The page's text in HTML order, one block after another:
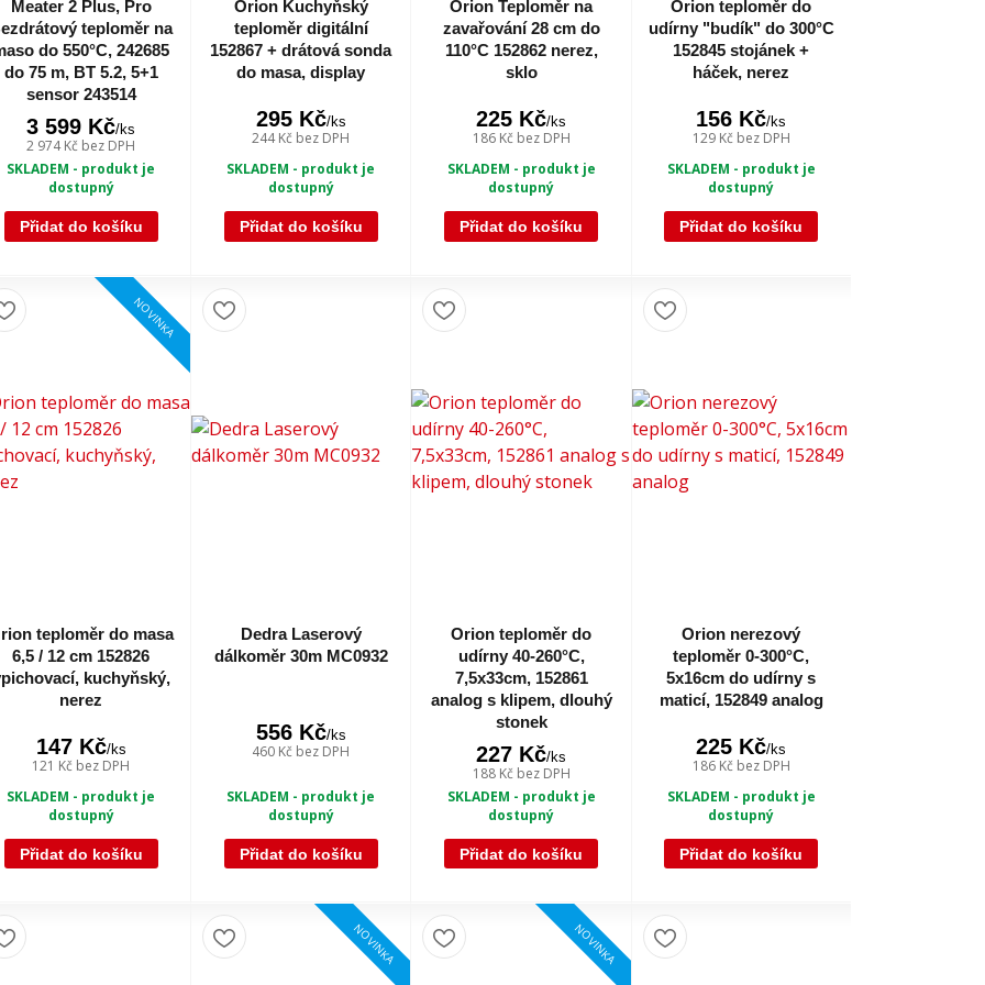
Meater 2 Plus, Pro
teploměr na
do 550°C, 242685
do 75 m, BT 5.2, 5+1
sensor 243514
3 599 Kč/ks
2 974 Kč bez DPH
SKLADEM - produkt je
dostupný
Přidat do košíku
Orion Kuchyňský
teploměr digitální
152867 + drátová sonda
do masa, display
295 Kč/ks
244 Kč bez DPH
SKLADEM - produkt je
dostupný
Přidat do košíku
Orion Teploměr na
zavařování 28 cm do
110°C 152862 nerez,
sklo
225 Kč/ks
186 Kč bez DPH
SKLADEM - produkt je
dostupný
Přidat do košíku
Orion teploměr do
udírny "budík" do 300°C
152845 stojánek +
háček, nerez
156 Kč/ks
129 Kč bez DPH
SKLADEM - produkt je
dostupný
Přidat do košíku
NOVINKA
teploměr do masa
6,5 / 12 cm 152826
kuchyňský,
nerez
147 Kč/ks
121 Kč bez DPH
SKLADEM - produkt je
dostupný
Přidat do košíku
Dedra Laserový
dálkoměr 30m MC0932
556 Kč/ks
460 Kč bez DPH
SKLADEM - produkt je
dostupný
Přidat do košíku
Orion teploměr do
udírny 40-260°C,
7,5x33cm, 152861
analog s klipem, dlouhý
stonek
227 Kč/ks
188 Kč bez DPH
SKLADEM - produkt je
dostupný
Přidat do košíku
Orion nerezový
teploměr 0-300°C,
5x16cm do udírny s
maticí, 152849 analog
225 Kč/ks
186 Kč bez DPH
SKLADEM - produkt je
dostupný
Přidat do košíku
NOVINKA NOVINKA